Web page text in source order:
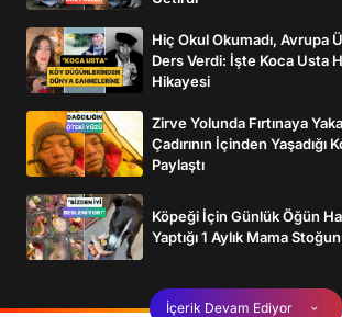
Hiç Okul Okumadı, Avrupa
Ders Verdi: İşte Koca Usta
Hikayesi
Zirve Yolunda Fırtınaya
Çadırının İçinden Yaşadığı
Paylaştı
Köpeği İçin Günlük Öğün
Yaptığı 1 Aylık Mama
İçerik Devam Ediyor